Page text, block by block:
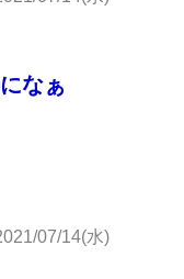
なぁ
07/14(水)